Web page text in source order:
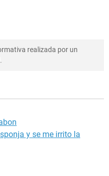
realizada por un
y se me irrito la